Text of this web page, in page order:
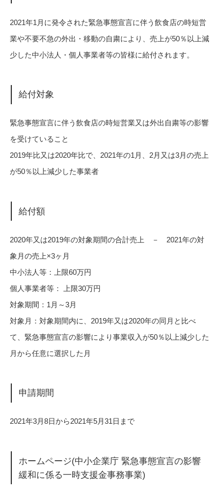
2021年1月に発令された緊急事態宣言に伴う飲食店の時短営
業や不要不急の外出・移動の自粛により、売上が50％以上減
少した中小法人・個人事業者等の皆様に給付されます。
給付対象
緊急事態宣言に伴う飲食店の時短営業又は外出自粛等の影響
を受けていること
2019年比又は2020年比で、2021年の1月、2月又は3月の売上
が50％以上減少した事業者
給付額
2020年又は2019年の対象期間の合計売上 － 2021年の対
象月の売上×3ヶ月
中小法人等：上限60万円
個人事業者等： 上限30万円
対象期間：1月～3月
対象月：対象期間内に、2019年又は2020年の同月と比べ
て、緊急事態宣言の影響により事業収入が50％以上減少した
月から任意に選択した月
申請期間
2021年3月8日から2021年5月31日まで
ホームページ(中小企業庁 緊急事態宣言の影響
緩和に係る一時支援金事務事業)